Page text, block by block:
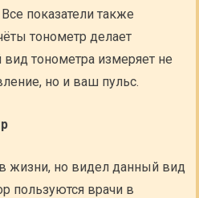
показатели также
тонометр делает
тонометра измеряет не
но и ваш пульс.
жизни, но видел данный вид
пользуются врачи в